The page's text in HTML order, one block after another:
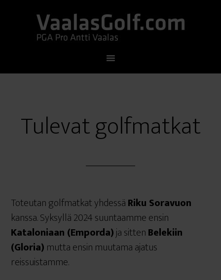
Tulevat golfmatkat
Toteutan golfmatkat yhdessäRiku Soravuon
kanssa. Syksyllä 2024 suuntaamme ensin
Kataloniaan (Emporda)ja sittenBelekiin
(Gloria) mutta ensin muutama ajatus
reissuistamme.